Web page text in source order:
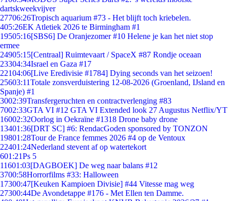
dartskweekvijver
27706:26Tropisch aquarium #73 - Het blijft toch kriebelen.
405:26EK Atletiek 2026 te Birmingham #1
19505:16[SBS6] De Oranjezomer #10 Helene je kan het niet stop
ermee
24905:15[Centraal] Ruimtevaart / SpaceX #87 Rondje oceaan
23304:34Israel en Gaza #17
22104:06[Live Eredivisie #1784] Dying seconds van het seizoen!
25603:11Totale zonsverduistering 12-08-2026 (Groenland, IJsland en
Spanje) #1
3002:39Transfergeruchten en contractverlenging #83
7002:33GTA VI #12 GTA VI Extended look 27 Augustus Netflix/YT
16002:32Oorlog in Oekraïne #1318 Drone baby drone
13401:36[DRT SC] #6: RendacGoden sponsored by TONZON
19801:28Tour de France femmes 2026 #4 op de Ventoux
22401:24Nederland stevent af op watertekort
601:21Ps 5
11601:03[DAGBOEK] De weg naar balans #12
3700:58Horrorfilms #33: Halloween
17300:47[Keuken Kampioen Divisie] #44 Vitesse mag weg
27300:44De Avondetappe #176 - Met Ellen ten Damme.